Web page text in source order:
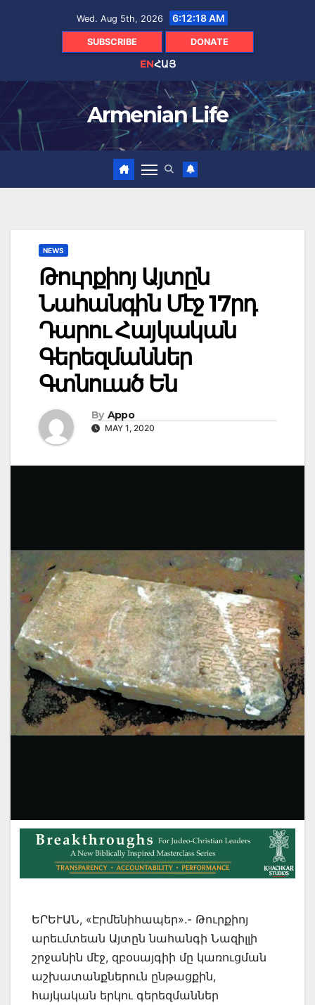
Wed. Aug 5th, 2026 6:12:19 AM
SUBSCRIBE DONATE
ENՀԱՅ
Armenian Life
NEWS
Թուրքիոյ Այտըն
Նահանգին Մէջ 17րդ
Դարու Հայկական
Գերեզմաններ
Գտնուած Են
By Appo
MAY 1, 2020
ԵՐԵՒԱՆ, «Էրմենիհապեր».- Թուրքիոյ
արեւմտեան Այտըն նահանգի Նազիլլի
շրջանին մէջ, զբօսայգիի մը կառուցման
աշխատանքներուն ընթացքին,
հայկական երկու գերեզմաններ